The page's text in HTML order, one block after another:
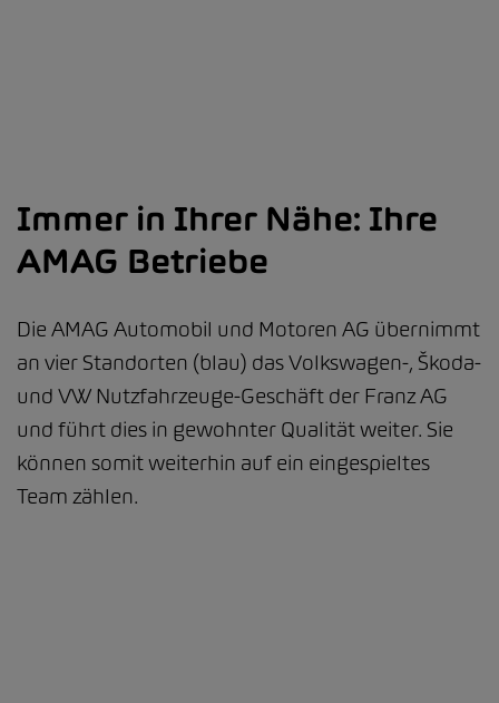
Immer in Ihrer Nähe: Ihre
AMAG Betriebe
Die AMAG Automobil und Motoren AG übernimmt
an vier Standorten (blau) das Volkswagen-, Škoda-
und VW Nutzfahrzeuge-Geschäft der Franz AG
und führt dies in gewohnter Qualität weiter. Sie
können somit weiterhin auf ein eingespieltes
Team zählen.